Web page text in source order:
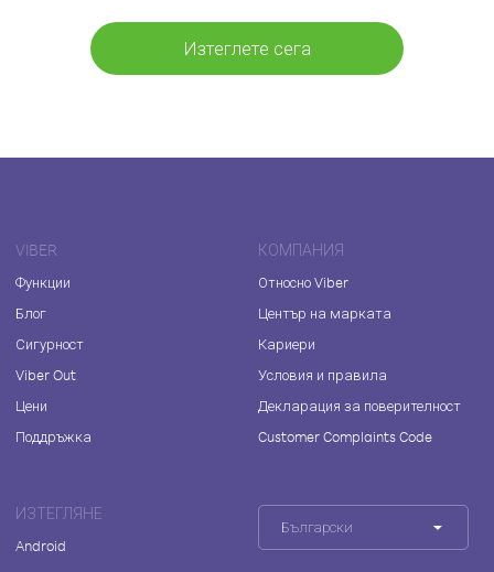
Изтеглете сега
VIBER
Функции
Блог
Сигурност
Viber Out
Цени
Поддръжка
КОМПАНИЯ
Относно Viber
Център на марката
Кариери
Условия и правила
Декларация за поверителност
Customer Complaints Code
ИЗТЕГЛЯНЕ
Android
Български